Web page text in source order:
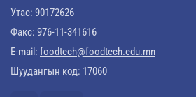
Утас: 90172626
Факс: 976-11-341616
E-mail: foodtech@foodtech.edu.mn
Шуудангын код: 17060